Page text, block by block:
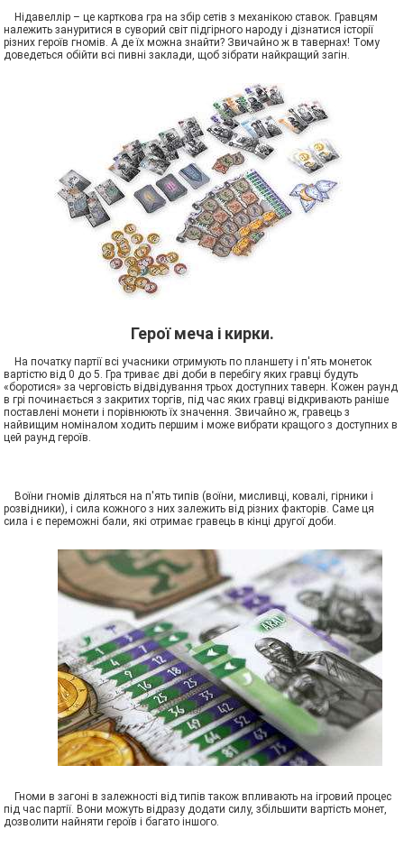
Нідавеллір – це карткова гра на збір сетів з механікою ставок. Гравцям
належить зануритися в суворий світ підгірного народу і дізнатися історії
різних героїв гномів. А де їх можна знайти? Звичайно ж в тавернах! Тому
доведеться обійти всі пивні заклади, щоб зібрати найкращий загін.
Герої меча і кирки.
На початку партії всі учасники отримують по планшету і п'ять монеток
вартістю від 0 до 5. Гра триває дві доби в перебігу яких гравці будуть
«боротися» за черговість відвідування трьох доступних таверн. Кожен раунд
в грі починається з закритих торгів, під час яких гравці відкривають раніше
поставлені монети і порівнюють їх значення. Звичайно ж, гравець з
найвищим номіналом ходить першим і може вибрати кращого з доступних в
цей раунд героїв.
Воїни гномів діляться на п'ять типів (воїни, мисливці, ковалі, гірники і
розвідники), і сила кожного з них залежить від різних факторів. Саме ця
сила і є переможні бали, які отримає гравець в кінці другої доби.
Гноми в загоні в залежності від типів також впливають на ігровий процес
під час партії. Вони можуть відразу додати силу, збільшити вартість монет,
дозволити найняти героїв і багато іншого.